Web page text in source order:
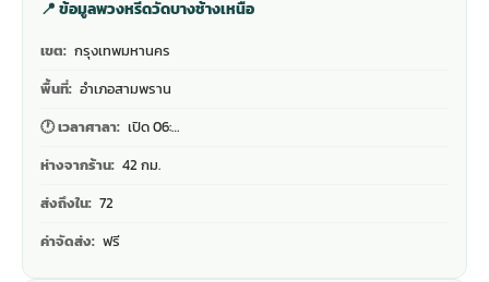
📍 ข้อมูลพวงหรีดวัดบางช้างเหนือ
เขต: กรุงเทพมหานคร
พื้นที่: อำเภอสามพราน
🕐 เวลาศาลา: เปิด 06:…
ห่างจากร้าน: 42 กม.
ส่งถึงใน: 72
ค่าจัดส่ง: ฟรี